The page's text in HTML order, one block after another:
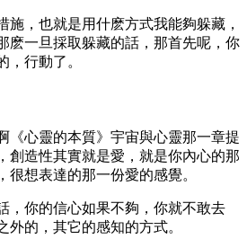
施，也就是用什麽方式我能夠躲藏，
麽一旦採取躲藏的話，那首先呢，你
行動了。
《心靈的本質》宇宙與心靈那一章提
創造性其實就是愛，就是你內心的那
想表達的那一份愛的感覺。
，你的信心如果不夠，你就不敢去
的，其它的感知的方式。